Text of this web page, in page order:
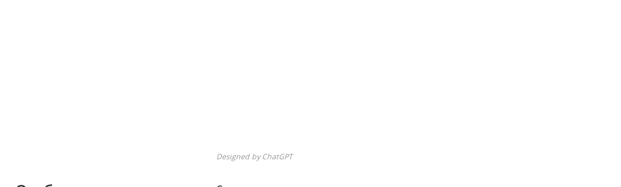
Designed by ChatGPT